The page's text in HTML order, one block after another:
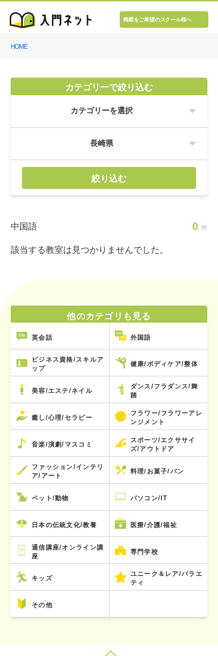
掲載をご希望のスクール様へ
HOME
カテゴリーで絞り込む
絞り込む
中国語 0 件
該当する教室は見つかりませんでした。
他のカテゴリも見る
英会話 外国語
ビジネス資格/スキルア
ップ
健康/ボディケア/整体
美容/エステ/ネイル
ダンス/フラダンス/舞
踏
癒し/心理/セラピー
フラワー/フラワーアレ
ンジメント
音楽/演劇/マスコミ
スポーツ/エクササイ
ズ/アウトドア
ファッション/インテリ
ア/アート
料理/お菓子/パン
ペット/動物 パソコン/IT
日本の伝統文化/教養 医療/介護/福祉
通信講座/オンライン講
座
専門学校
キッズ
ユニーク＆レア/バラエ
ティ
その他